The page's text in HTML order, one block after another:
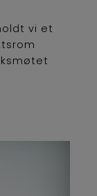
vi et